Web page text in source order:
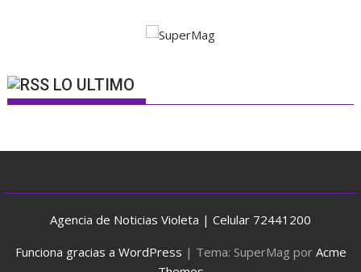
LO ULTIMO
Agencia de Noticias Violeta | Celular 72441200
Funciona gracias a WordPress | Tema: SuperMag por Acme